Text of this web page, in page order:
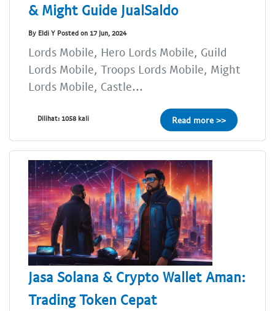
& Might Guide JualSaldo
By Eldi Y Posted on 17 Jun, 2024
Lords Mobile, Hero Lords Mobile, Guild
Lords Mobile, Troops Lords Mobile, Might
Lords Mobile, Castle...
Dilihat: 1058 kali Read more >>
Jasa Solana & Crypto Wallet Aman:
Trading Token Cepat